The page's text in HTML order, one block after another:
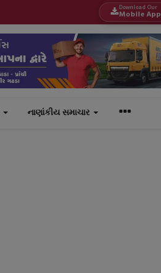
Download Our
Mobile App
નાણાંકીય સમાચાર